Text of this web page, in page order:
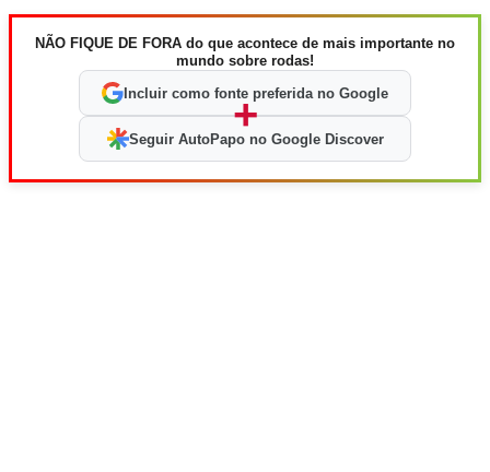
NÃO FIQUE DE FORA do que acontece de mais importante no
mundo sobre rodas!
Incluir como fonte preferida no Google
+
Seguir AutoPapo no Google Discover